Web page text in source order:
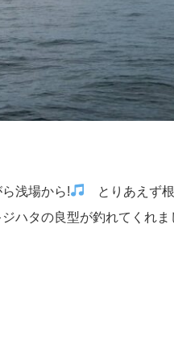
浅場から!
とりあえず
ハタの良型が釣れてくれま